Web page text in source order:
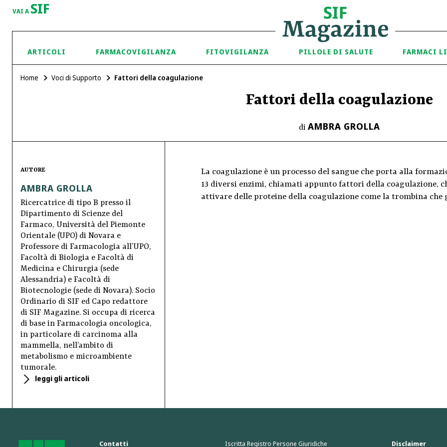
VAI A SIF
ARTICOLI FARMACOVIGILANZA FITOVIGILANZA PILLOLE DI SALUTE FARMACI
Home Voci di Supporto Fattori della coagulazione
Fattori della coagulazione
di AMBRA GROLLA
AUTORE
AMBRA GROLLA
Ricercatrice di tipo B presso il
Dipartimento di Scienze del
Farmaco, Università del Piemonte
Orientale (UPO) di Novara e
Professore di Farmacologia all’UPO,
Facoltà di Biologia e Facoltà di
Medicina e Chirurgia (sede
Alessandria) e Facoltà di
Biotecnologie (sede di Novara). Socio
Ordinario di SIF ed Capo redattore
di SIF Magazine. Si occupa di ricerca
di base in Farmacologia oncologica,
in particolare di carcinoma alla
mammella, nell’ambito di
metabolismo e microambiente
tumorale.
leggi gli articoli
La coagulazione è un processo del sangue che porta alla
13 diversi enzimi, chiamati appunto fattori della coagulazione,
attivare delle proteine della coagulazione come la trombina che
Contatti
Iscritta Registro Persone Giuridiche
Disclaimer